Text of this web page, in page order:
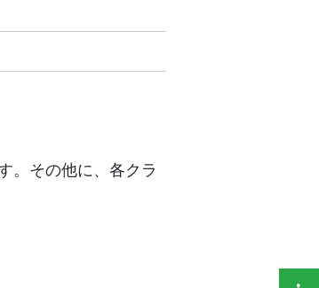
その他に、各クラ